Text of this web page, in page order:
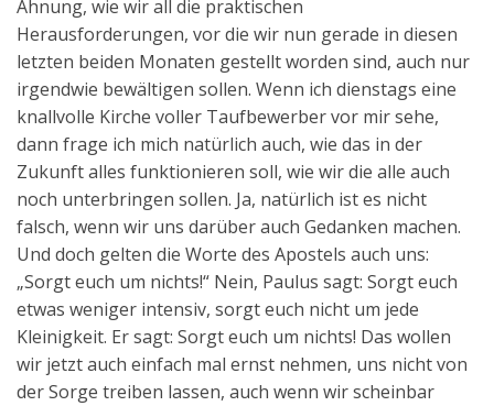
Ahnung, wie wir all die praktischen
Herausforderungen, vor die wir nun gerade in diesen
letzten beiden Monaten gestellt worden sind, auch nur
irgendwie bewältigen sollen. Wenn ich dienstags eine
knallvolle Kirche voller Taufbewerber vor mir sehe,
dann frage ich mich natürlich auch, wie das in der
Zukunft alles funktionieren soll, wie wir die alle auch
noch unterbringen sollen. Ja, natürlich ist es nicht
falsch, wenn wir uns darüber auch Gedanken machen.
Und doch gelten die Worte des Apostels auch uns:
„Sorgt euch um nichts!“ Nein, Paulus sagt: Sorgt euch
etwas weniger intensiv, sorgt euch nicht um jede
Kleinigkeit. Er sagt: Sorgt euch um nichts! Das wollen
wir jetzt auch einfach mal ernst nehmen, uns nicht von
der Sorge treiben lassen, auch wenn wir scheinbar